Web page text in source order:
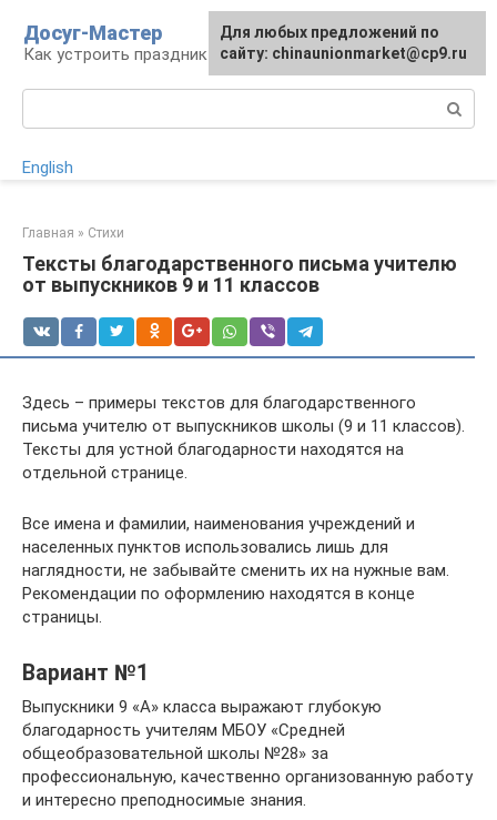
контенту
Досуг-Мастер
Как устроить праздник
English
Главная » Стихи
Тексты благодарственного письма учителю
от выпускников 9 и 11 классов
Здесь – примеры текстов для благодарственного
письма учителю от выпускников школы (9 и 11 классов).
Тексты для устной благодарности находятся на
отдельной странице.
Все имена и фамилии, наименования учреждений и
населенных пунктов использовались лишь для
наглядности, не забывайте сменить их на нужные вам.
Рекомендации по оформлению находятся в конце
страницы.
Вариант №1
Выпускники 9 «А» класса выражают глубокую
благодарность учителям МБОУ «Средней
общеобразовательной школы №28» за
профессиональную, качественно организованную работу
и интересно преподносимые знания.
Для любых предложений по
сайту: chinaunionmarket@cp9.ru
Для любых предложений по
сайту: chinaunionmarket@cp9.ru